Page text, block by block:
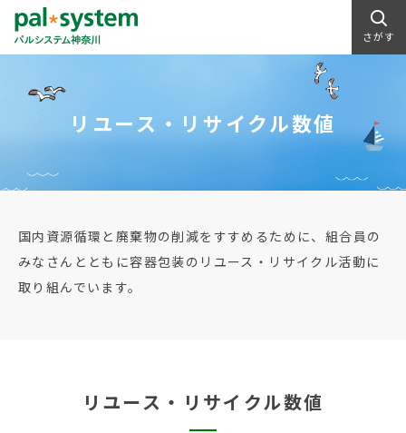
さがす
リユース・リサイクル数値
国内資源循環と廃棄物の削減をすすめるために、組合員の
みなさんとともに容器包装のリユース・リサイクル活動に
取り組んでいます。
リユース・リサイクル数値